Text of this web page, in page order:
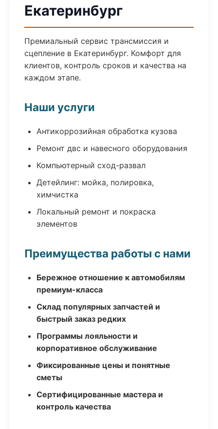
Екатеринбург
Премиальный сервис трансмиссия и
сцепление в Екатеринбург. Комфорт для
клиентов, контроль сроков и качества на
каждом этапе.
Наши услуги
Антикоррозийная обработка кузова
Ремонт двс и навесного оборудования
Компьютерный сход-развал
Детейлинг: мойка, полировка,
химчистка
Локальный ремонт и покраска
элементов
Преимущества работы с нами
Бережное отношение к автомобилям
премиум-класса
Склад популярных запчастей и
быстрый заказ редких
Программы лояльности и
корпоративное обслуживание
Фиксированные цены и понятные
сметы
Сертифицированные мастера и
контроль качества